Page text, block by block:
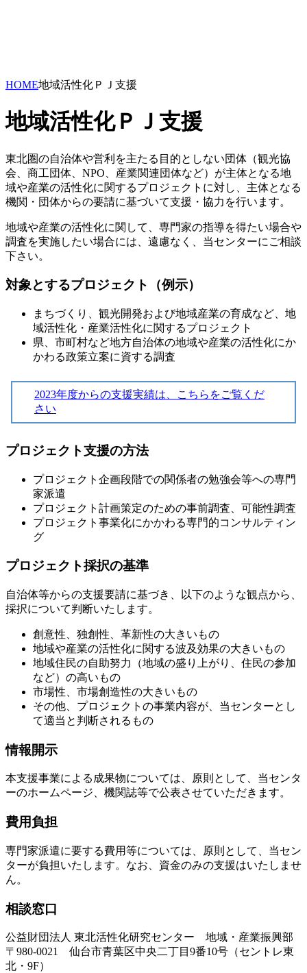
HOME地域活性化ＰＪ支援
地域活性化ＰＪ支援
東北圏の自治体や営利を主たる目的としない団体（観光協
会、商工団体、NPO、産業関連団体など）が主体となる地
域や産業の活性化に関するプロジェクトに対し、主体となる
機関・団体からの要請に基づいて支援・協力を行います。
地域や産業の活性化に関して、専門家の指導を得たい場合や
調査を実施したい場合には、遠慮なく、当センターにご相談
下さい。
対象とするプロジェクト（例示）
まちづくり、観光開発および地域産業の育成など、地
域活性化・産業活性化に関するプロジェクト
県、市町村など地方自治体の地域や産業の活性化にか
かわる政策立案に資する調査
2023年度からの支援実績は、こちらをご覧くだ
さい
プロジェクト支援の方法
プロジェクト企画段階での関係者の勉強会等への専門
家派遣
プロジェクト計画策定のための事前調査、可能性調査
プロジェクト事業化にかかわる専門的コンサルティン
グ
プロジェクト採択の基準
自治体等からの支援要請に基づき、以下のような観点から、
採択について判断いたします。
創意性、独創性、革新性の大きいもの
地域や産業の活性化に関する波及効果の大きいもの
地域住民の自助努力（地域の盛り上がり、住民の参加
など）の高いもの
市場性、市場創造性の大きいもの
その他、プロジェクトの事業内容が、当センターとし
て適当と判断されるもの
情報開示
本支援事業による成果物については、原則として、当センタ
ーのホームページ、機関誌等で公表させていただきます。
費用負担
専門家派遣に要する費用等については、原則として、当セン
ターが負担いたします。なお、資金のみの支援はいたしませ
ん。
相談窓口
公益財団法人 東北活性化研究センター 地域・産業振興部
〒980-0021 仙台市青葉区中央二丁目9番10号（セントレ東
北・9F）